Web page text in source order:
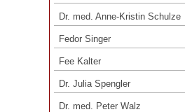
Dr. med. Anne-Kristin Schulze
Fedor Singer
Fee Kalter
Dr. Julia Spengler
Dr. med. Peter Walz
Nina Schratt-Peterz
Dr. med. Anne-Kristin Schulze
Fedor Singer
Dr. Julia Spengler